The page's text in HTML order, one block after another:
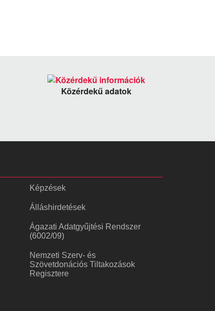
Közérdekű adatok
Képzések
Álláshirdetések
Ágazati Adatgyűjtési Rendszer
(6002/09)
Nemzeti Szerv- és
Szövetdonációs Tiltakozások
Regisztere